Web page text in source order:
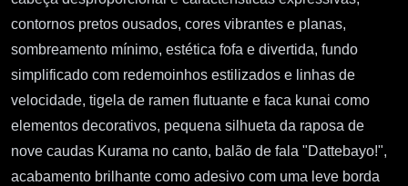
contornos pretos ousados, cores vibrantes e planas,
sombreamento mínimo, estética fofa e divertida, fundo
simplificado com redemoinhos estilizados e linhas de
velocidade, tigela de ramen flutuante e faca kunai como
elementos decorativos, pequena silhueta da raposa de
nove caudas Kurama no canto, balão de fala "Dattebayo!",
acabamento brilhante como adesivo com uma leve borda